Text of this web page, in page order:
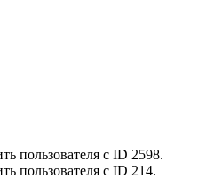
пользователя с ID 2598.
пользователя с ID 214.